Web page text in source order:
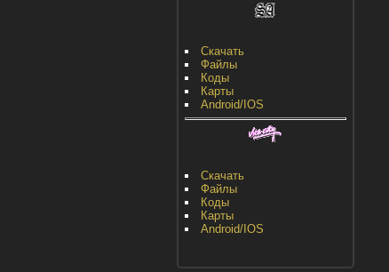
Скачать
Файлы
Коды
Карты
Android/IOS
Скачать
Файлы
Коды
Карты
Android/IOS